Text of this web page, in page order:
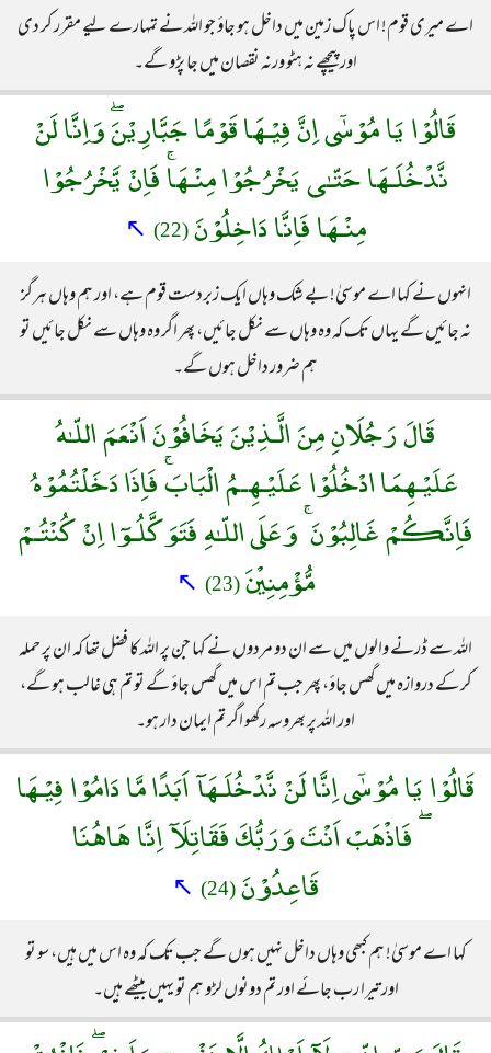
اے میری قوم! اس پاک زمین میں داخل ہو جاؤ جو اللہ نے تمہارے لیے مقرر کر دی
اور پیچھے نہ ہٹو ورنہ نقصان میں جا پڑو گے۔
قَالُوْا يَا مُوْسٰٓى اِنَّ فِيْـهَا قَوْمًا جَبَّارِيْنَۖ وَاِنَّا لَنْ
نَّدْخُلَـهَا حَتّـٰى يَخْرُجُوْا مِنْـهَاۚ فَاِنْ يَّخْرُجُوْا
مِنْـهَا فَاِنَّا دَاخِلُوْنَ(22)
↖
انہوں نے کہا اے موسیٰ! بے شک وہاں ایک زبردست قوم ہے، اور ہم وہاں ہرگز
نہ جائیں گے یہاں تک کہ وہ وہاں سے نکل جائیں، پھر اگر وہ وہاں سے نکل جائیں تو
ہم ضرور داخل ہوں گے۔
قَالَ رَجُلَانِ مِنَ الَّـذِيْنَ يَخَافُوْنَ اَنْعَمَ اللّـٰهُ
عَلَيْـهِمَا ادْخُلُوْا عَلَيْـهِـمُ الْبَابَۚ فَاِذَا دَخَلْتُمُوْهُ
فَاِنَّكُمْ غَالِبُوْنَ ۚ وَعَلَى اللّـٰهِ فَتَوَكَّلُـوٓا اِنْ كُنْتُـمْ
مُّؤْمِنِيْنَ(23)
↖
اللہ سے ڈرنے والوں میں سے ان دو مردوں نے کہا جن پر اللہ کا فضل تھا کہ ان پر حملہ
کر کے دروازہ میں گھس جاؤ، پھر جب تم اس میں گھس جاؤ گے تو تم ہی غالب ہو گے،
اور اللہ پر بھروسہ رکھو اگر تم ایمان دار ہو۔
قَالُوْا يَا مُوْسٰٓى اِنَّا لَنْ نَّدْخُلَـهَآ اَبَدًا مَّا دَامُوْا فِيْـهَا
ۖ فَاذْهَبْ اَنْتَ وَرَبُّكَ فَقَاتِلَآ اِنَّا هَاهُنَا
قَاعِدُوْنَ(24)
↖
کہا اے موسیٰ! ہم کبھی وہاں داخل نہیں ہوں گے جب تک کہ وہ اس میں ہیں، سو تو
اور تیرا رب جائے اور تم دونوں لڑو ہم تو یہیں بیٹھے ہیں۔